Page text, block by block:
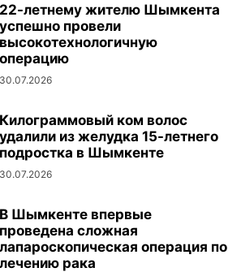
22-летнему жителю Шымкента
успешно провели
высокотехнологичную
операцию
30.07.2026
Килограммовый ком волос
удалили из желудка 15-летнего
подростка в Шымкенте
30.07.2026
В Шымкенте впервые
проведена сложная
лапароскопическая операция по
лечению рака